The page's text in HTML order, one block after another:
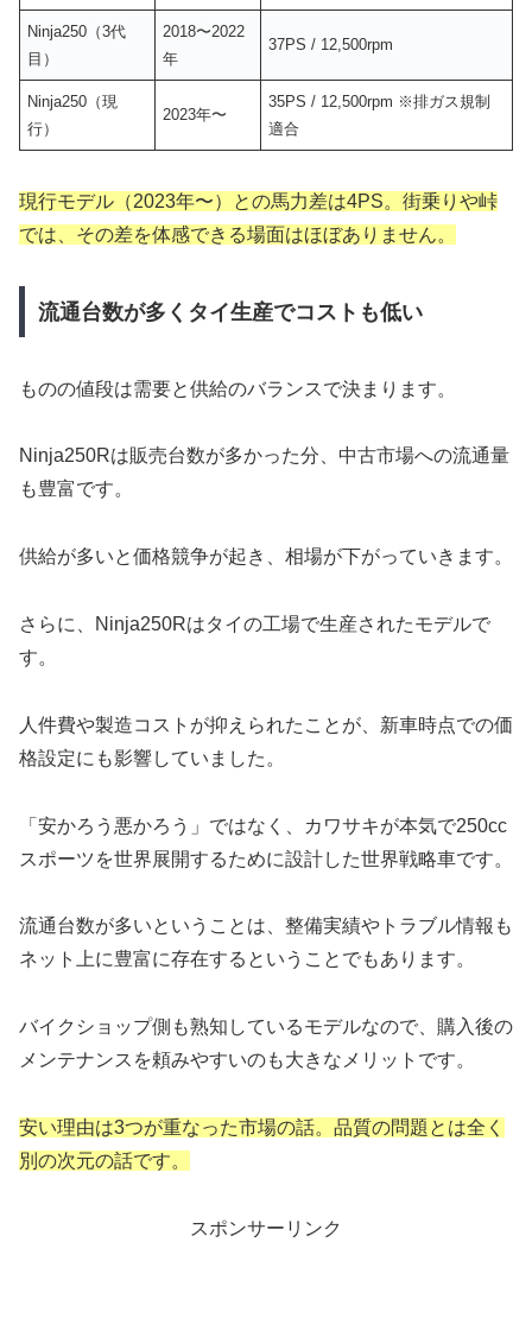
Ninja250（3代
目）
2018〜2022
年
37PS / 12,500rpm
Ninja250（現
行）
2023年〜
35PS / 12,500rpm ※排ガス規制
適合
現行モデル（2023年〜）との馬力差は4PS。街乗りや峠
では、その差を体感できる場面はほぼありません。
流通台数が多くタイ生産でコストも低い
ものの値段は需要と供給のバランスで決まります。
Ninja250Rは販売台数が多かった分、中古市場への流通量
も豊富です。
供給が多いと価格競争が起き、相場が下がっていきます。
さらに、Ninja250Rはタイの工場で生産されたモデルで
す。
人件費や製造コストが抑えられたことが、新車時点での価
格設定にも影響していました。
「安かろう悪かろう」ではなく、カワサキが本気で250cc
スポーツを世界展開するために設計した世界戦略車です。
流通台数が多いということは、整備実績やトラブル情報も
ネット上に豊富に存在するということでもあります。
バイクショップ側も熟知しているモデルなので、購入後の
メンテナンスを頼みやすいのも大きなメリットです。
安い理由は3つが重なった市場の話。品質の問題とは全く
別の次元の話です。
スポンサーリンク